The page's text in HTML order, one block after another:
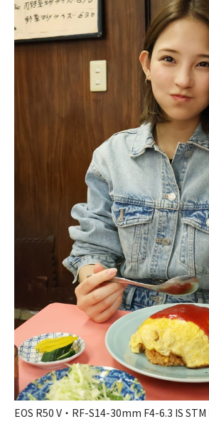
EOS R50 V・RF-S14-30mm F4-6.3 IS